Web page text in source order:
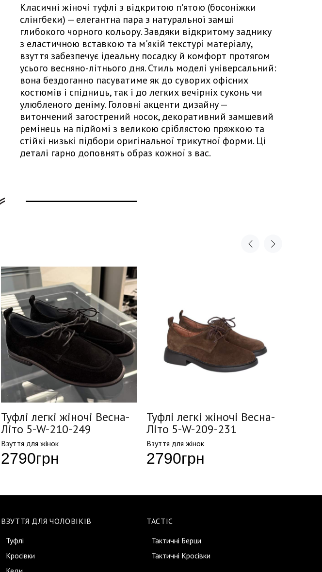
Класичні жіночі туфлі з відкритою п'ятою (босоніжки
слінгбеки) — елегантна пара з натуральної замші
глибокого чорного кольору. Завдяки відкритому заднику
з еластичною вставкою та м'якій текстурі матеріалу,
взуття забезпечує ідеальну посадку й комфорт протягом
усього весняно-літнього дня. Стиль моделі універсальний:
вона бездоганно пасуватиме як до суворих офісних
костюмів і спідниць, так і до легких вечірніх суконь чи
улюбленого деніму. Головні акценти дизайну —
витончений загострений носок, декоративний замшевий
ремінець на підйомі з великою сріблястою пряжкою та
стійкі низькі підбори оригінальної трикутної форми. Ці
деталі гарно доповнять образ кожної з вас.
Туфлі легкі жіночі Весна-
Літо 5-W-210-249
Взуття для жінок
2790грн
Туфлі легкі жіночі Весна-
Літо 5-W-209-231
Взуття для жінок
2790грн
ВЗУТТЯ ДЛЯ ЧОЛОВІКІВ
Туфлі
Кросівки
TACTIC
Тактичні Берци
Тактичні Кросівки